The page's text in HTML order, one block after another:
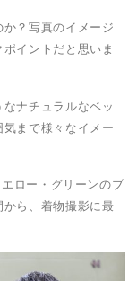
？写真のイメージ
イントだと思いま
ナチュラルなベッ
まで様々なイメー
ロー・グリーンのブ
ら、着物撮影に最